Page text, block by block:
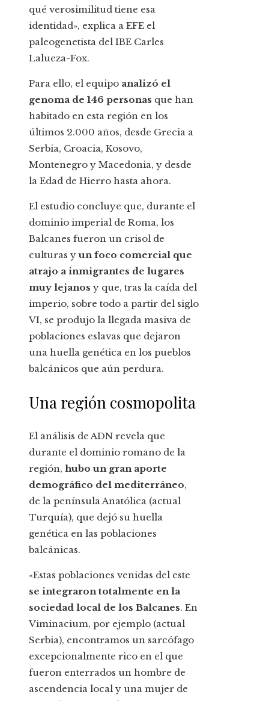
qué verosimilitud tiene esa
identidad», explica a EFE el
paleogenetista del IBE Carles
Lalueza-Fox.
Para ello, el equipo analizó el
genoma de 146 personas que han
habitado en esta región en los
últimos 2.000 años, desde Grecia a
Serbia, Croacia, Kosovo,
Montenegro y Macedonia, y desde
la Edad de Hierro hasta ahora.
El estudio concluye que, durante el
dominio imperial de Roma, los
Balcanes fueron un crisol de
culturas yun foco comercial que
atrajo a inmigrantes de lugares
muy lejanos y que, tras la caída del
imperio, sobre todo a partir del siglo
VI, se produjo la llegada masiva de
poblaciones eslavas que dejaron
una huella genética en los pueblos
balcánicos que aún perdura.
Una región cosmopolita
El análisis de ADN revela que
durante el dominio romano de la
región, hubo un gran aporte
demográfico del mediterráneo,
de la península Anatólica (actual
Turquía), que dejó su huella
genética en las poblaciones
balcánicas.
«Estas poblaciones venidas del este
se integraron totalmente en la
sociedad local de los Balcanes. En
Viminacium, por ejemplo (actual
Serbia), encontramos un sarcófago
excepcionalmente rico en el que
fueron enterrados un hombre de
ascendencia local y una mujer de